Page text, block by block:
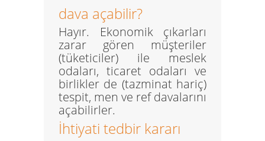
dava açabilir?
Hayır. Ekonomik çıkarları
zarar gören müşteriler
(tüketiciler) ile meslek
odaları, ticaret odaları ve
birlikler de (tazminat hariç)
tespit, men ve ref davalarını
açabilirler.
İhtiyati tedbir kararı